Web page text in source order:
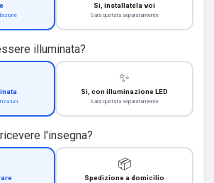
Sì, installatela voi
Sarà quotata separatamente
illuminata?
luci
✨
Sì, con illuminazione LED
Sarà quotata separatamente
l'insegna?
📦
Spedizione a domicilio